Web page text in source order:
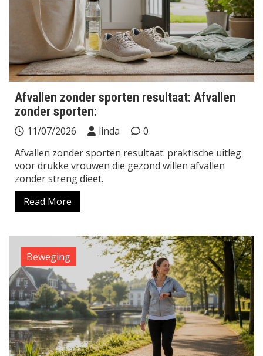
Afvallen zonder sporten resultaat: Afvallen
zonder sporten:
11/07/2026 linda
0
Afvallen zonder sporten resultaat: praktische uitleg
voor drukke vrouwen die gezond willen afvallen
zonder streng dieet.
Read More
Beweging